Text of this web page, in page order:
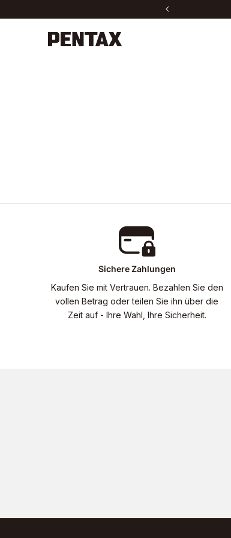
Alle Produkte
Sichere Zahlungen
Kaufen Sie mit Vertrauen. Bezahlen Sie den
vollen Betrag oder teilen Sie ihn über die
Zeit auf - Ihre Wahl, Ihre Sicherheit.